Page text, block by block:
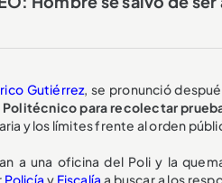
Gutiérrez, se pronunció
para recolectar
y los límites frente al orden
a una oficina del Poli y la
Policía y Fiscalía a buscar a los